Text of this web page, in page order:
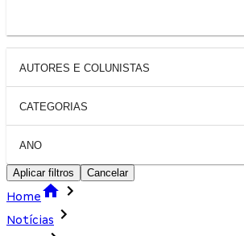
AUTORES E COLUNISTAS
CATEGORIAS
ANO
Aplicar filtros Cancelar
Home
Notícias